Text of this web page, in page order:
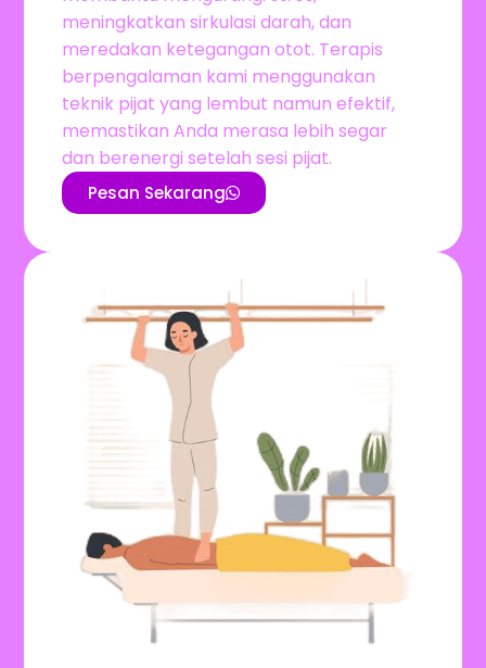
meningkatkan sirkulasi darah, dan
meredakan ketegangan otot. Terapis
berpengalaman kami menggunakan
teknik pijat yang lembut namun efektif,
memastikan Anda merasa lebih segar
dan berenergi setelah sesi pijat.
Pesan Sekarang